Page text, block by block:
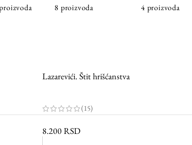
8 proizvoda
4 proizvoda
Lazarevići. Štit hrišćanstva
(15)
8.200RSD